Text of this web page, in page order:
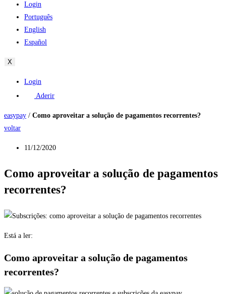
Login
Português
English
Español
X
Login
Aderir
easypay / Como aproveitar a solução de pagamentos recorrentes?
voltar
11/12/2020
Como aproveitar a solução de pagamentos
recorrentes?
Está a ler:
Como aproveitar a solução de pagamentos
recorrentes?